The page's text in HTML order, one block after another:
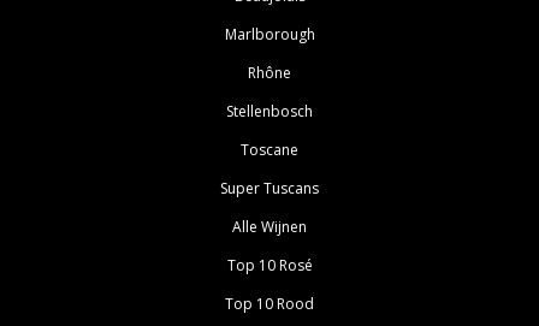
Marlborough
Rhône
Stellenbosch
Toscane
Super Tuscans
Alle Wijnen
Top 10 Rosé
Top 10 Rood